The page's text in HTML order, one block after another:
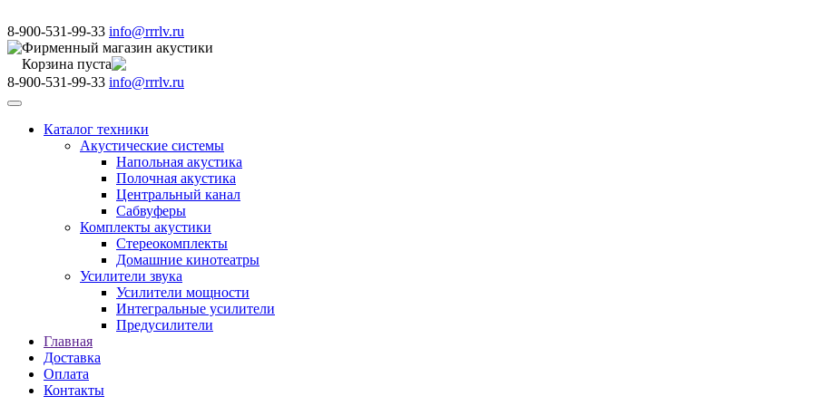
8-900-531-99-33 info@rrrlv.ru
Фирменный магазин акустики
Корзина пуста
8-900-531-99-33 info@rrrlv.ru
Меню
Каталог техники
Акустические системы
Напольная акустика
Полочная акустика
Центральный канал
Сабвуферы
Комплекты акустики
Стереокомплекты
Домашние кинотеатры
Усилители звука
Усилители мощности
Интегральные усилители
Предусилители
Главная
Доставка
Оплата
Контакты